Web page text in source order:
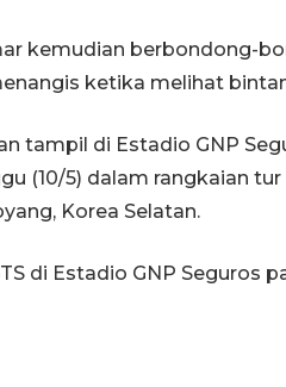
kemudian berbondong-
ketika melihat
tampil di Estadio GNP
(10/5) dalam rangkaian
Korea Selatan.
di Estadio GNP Seguros